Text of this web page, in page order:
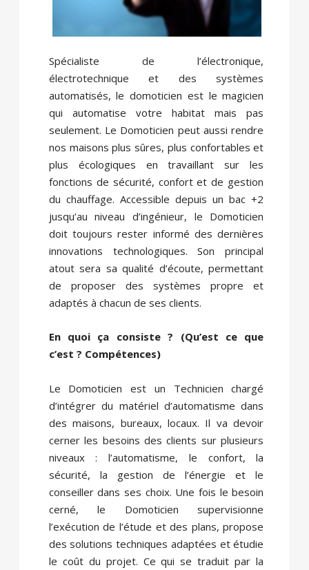
Spécialiste de l’électronique,
électrotechnique et des systèmes
automatisés, le domoticien est le magicien
qui automatise votre habitat mais pas
seulement. Le Domoticien peut aussi rendre
nos maisons plus sûres, plus confortables et
plus écologiques en travaillant sur les
fonctions de sécurité, confort et de gestion
du chauffage. Accessible depuis un bac +2
jusqu’au niveau d’ingénieur, le Domoticien
doit toujours rester informé des dernières
innovations technologiques. Son principal
atout sera sa qualité d’écoute, permettant
de proposer des systèmes propre et
adaptés à chacun de ses clients.
En quoi ça consiste ? (Qu’est ce que
c’est ? Compétences)
Le Domoticien est un Technicien chargé
d’intégrer du matériel d’automatisme dans
des maisons, bureaux, locaux. Il va devoir
cerner les besoins des clients sur plusieurs
niveaux : l’automatisme, le confort, la
sécurité, la gestion de l’énergie et le
conseiller dans ses choix. Une fois le besoin
cerné, le Domoticien supervisionne
l’exécution de l’étude et des plans, propose
des solutions techniques adaptées et étudie
le coût du projet. Ce qui se traduit par la